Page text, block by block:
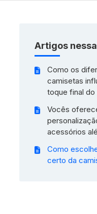
Artigos
Como os
camisetas
toque final
Vocês
acessórios
Como
certo da
Ainda não seguido por